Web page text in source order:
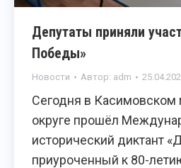
Депутаты приняли
Победы»
Новости Автор: adm
Сегодня в Касимовском
округе прошёл
исторический диктант
приуроченный к 80-